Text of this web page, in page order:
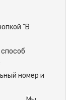
"В
номер и